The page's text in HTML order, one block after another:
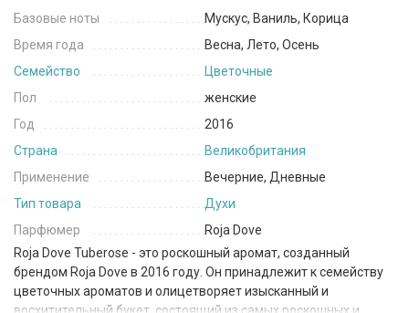
Базовые ноты
Мускус, Ваниль, Корица
Время года
Весна, Лето, Осень
Семейство
Цветочные
Пол
женские
Год
2016
Страна
Великобритания
Применение
Вечерние, Дневные
Тип товара
Духи
Парфюмер
Roja Dove
Roja Dove Tuberose - это роскошный аромат, созданный
брендом Roja Dove в 2016 году. Он принадлежит к семейству
цветочных ароматов и олицетворяет изысканный и